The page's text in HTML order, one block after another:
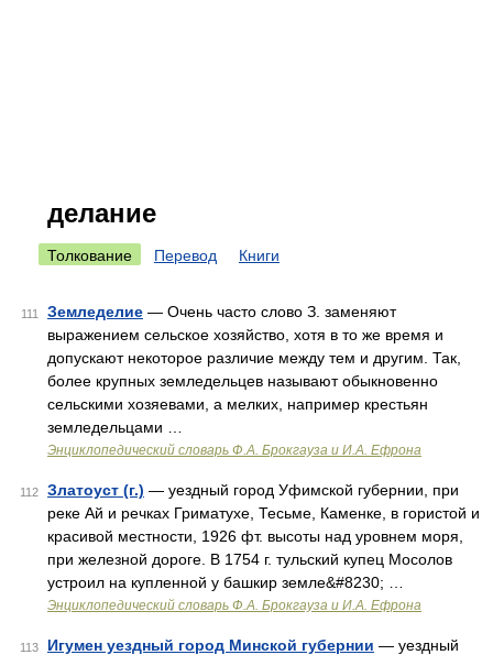
делание
Толкование Перевод Книги
111 Земледелие — Очень часто слово З. заменяют
выражением сельское хозяйство, хотя в то же время и
допускают некоторое различие между тем и другим. Так,
более крупных земледельцев называют обыкновенно
сельскими хозяевами, а мелких, например крестьян
земледельцами …
Энциклопедический словарь Ф.А. Брокгауза и И.А. Ефрона
112 Златоуст (г.) — уездный город Уфимской губернии, при
реке Ай и речках Гриматухе, Тесьме, Каменке, в гористой и
красивой местности, 1926 фт. высоты над уровнем моря,
при железной дороге. В 1754 г. тульский купец Мосолов
устроил на купленной у башкир земле&#8230; …
Энциклопедический словарь Ф.А. Брокгауза и И.А. Ефрона
113 Игумен уездный город Минской губернии — уездный